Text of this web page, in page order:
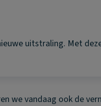
uitstraling. Met
we vandaag ook de